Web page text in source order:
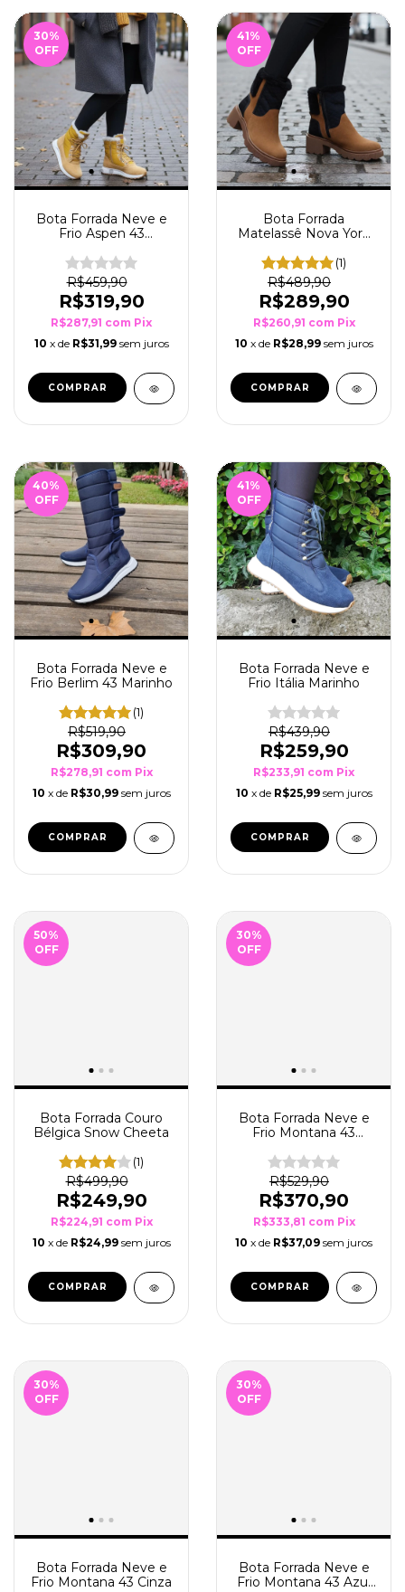
30%
OFF
Bota Forrada Neve e
Frio Aspen 43
R$459,90
R$319,90
R$287,91 com Pix
10 x de R$31,99 sem juros
COMPRAR
41%
OFF
Bota Forrada
Matelassê Nova York
(1)
R$489,90
R$289,90
R$260,91 com Pix
10 x de R$28,99 sem juros
COMPRAR
40%
OFF
Bota Forrada Neve e
Frio Berlim 43 Marinho
(1)
R$519,90
R$309,90
R$278,91 com Pix
10 x de R$30,99 sem juros
COMPRAR
41%
OFF
Bota Forrada Neve e
Frio Itália Marinho
R$439,90
R$259,90
R$233,91 com Pix
10 x de R$25,99 sem juros
COMPRAR
50%
OFF
Bota Forrada Couro
Bélgica Snow Cheeta
(1)
R$499,90
R$249,90
R$224,91 com Pix
10 x de R$24,99 sem juros
COMPRAR
30%
OFF
Bota Forrada Neve e
Frio Montana 43
R$529,90
R$370,90
R$333,81 com Pix
10 x de R$37,09 sem juros
COMPRAR
30%
OFF
Bota Forrada Neve e
Frio Montana 43 Cinza
30%
OFF
Bota Forrada Neve e
Frio Montana 43 Azul